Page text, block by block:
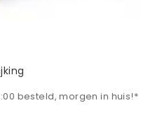
besteld, morgen in huis!*